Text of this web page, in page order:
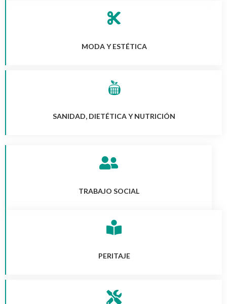
MODA Y ESTÉTICA
SANIDAD, DIETÉTICA Y NUTRICIÓN
TRABAJO SOCIAL
PERITAJE